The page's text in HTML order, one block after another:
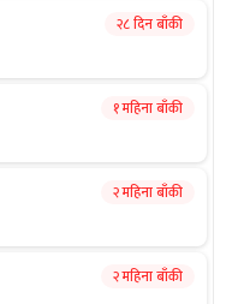
२८ दिन बाँकी
१ महिना बाँकी
२ महिना बाँकी
२ महिना बाँकी